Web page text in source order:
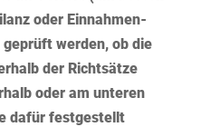
oder Einnahmen-
werden, ob die
der Richtsätze
oder am unteren
dafür festgestellt